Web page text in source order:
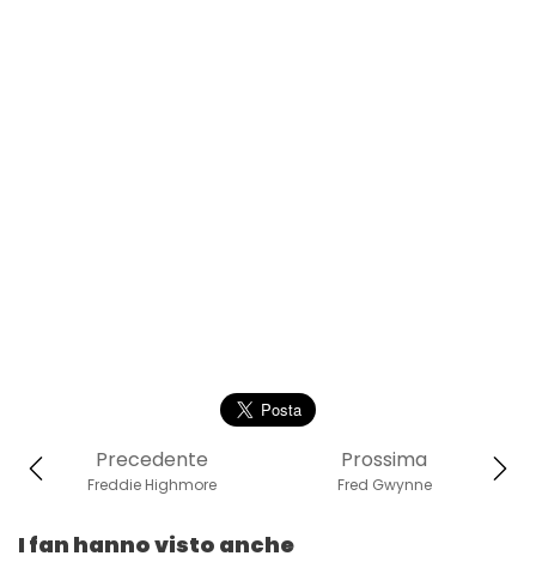
Prossima
Fred Gwynne
Precedente
Freddie Highmore
I fan hanno visto anche